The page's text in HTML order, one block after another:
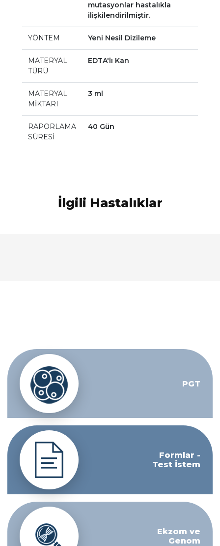
mutasyonlar hastalıkla
ilişkilendirilmiştir.
YÖNTEM Yeni Nesil Dizileme
MATERYAL
TÜRÜ
EDTA'lı Kan
MATERYAL
MİKTARI
3 ml
RAPORLAMA
SÜRESİ
40 Gün
İlgili Hastalıklar
PGT
Formlar -
Test İstem
Ekzom ve
Genom